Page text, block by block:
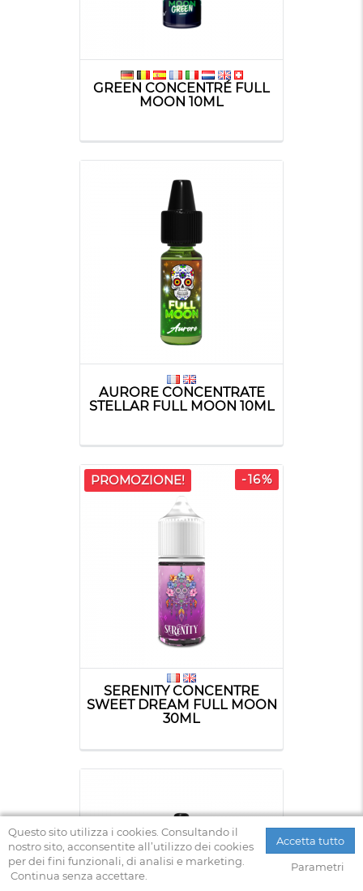
GREEN CONCENTRÉ FULL
MOON 10ML
AURORE CONCENTRATE
STELLAR FULL MOON 10ML
PROMOZIONE! -16%
SERENITY CONCENTRE
SWEET DREAM FULL MOON
30ML
Questo sito utilizza i cookies. Consultando il
nostro sito, acconsentite all’utilizzo dei cookies
per dei fini funzionali, di analisi e marketing.
Continua senza accettare.
Accetta tutto
Parametri